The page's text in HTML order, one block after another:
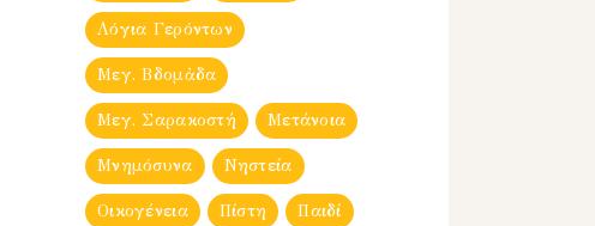
Λόγια Γερόντων
Μεγ. Βδομἀδα
Μεγ. Σαρακοστή Μετάνοια
Μνημόσυνα Νηστεία
Οικογένεια Πίστη Παιδί